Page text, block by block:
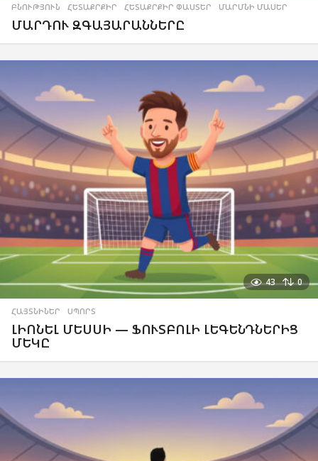
ԲՆՈՒԹՅՈՒՆ ,ՀԵՏԱՔՐՔԻՐ ,ՀԵՏԱՔՐՔԻՐ ՓԱՍՏԵՐ ,ՄԱՐՄՆԻ ՄԱՍԵՐ
ՄԱՐԴՈՒ ԶԳԱՅԱՐԱՆՆԵՐԸ
43 0
ՀԱՅՏՆԻՆԵՐ ,ՍՊՈՐՏ
ԼԻՈՆԵԼ ՄԵՍՍԻ — ՖՈՒՏԲՈԼԻ ԼԵԳԵՆԴՆԵՐԻՑ
ՄԵԿԸ